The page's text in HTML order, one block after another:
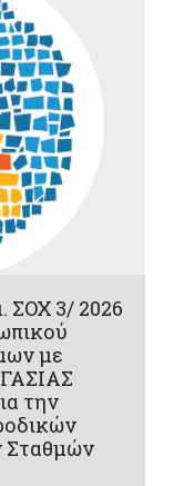
ΣΟΧ 3/ 2026
με
την
Σταθμών